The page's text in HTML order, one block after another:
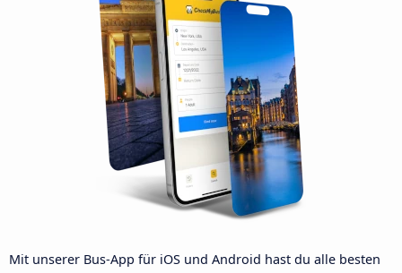
Mit unserer Bus-App für iOS und Android hast du alle besten